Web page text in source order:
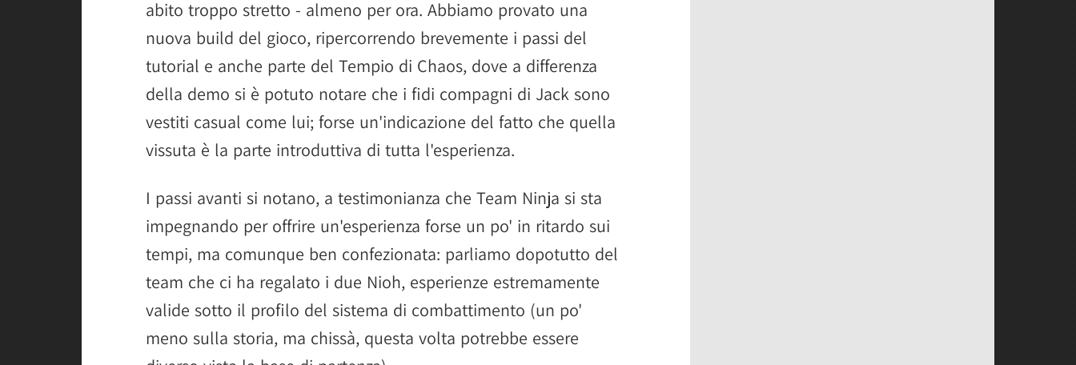
abito troppo stretto - almeno per ora. Abbiamo provato una
nuova build del gioco, ripercorrendo brevemente i passi del
tutorial e anche parte del Tempio di Chaos, dove a differenza
della demo si è potuto notare che i fidi compagni di Jack sono
vestiti casual come lui; forse un'indicazione del fatto che quella
vissuta è la parte introduttiva di tutta l'esperienza.
I passi avanti si notano, a testimonianza che Team Ninja si sta
impegnando per offrire un'esperienza forse un po' in ritardo sui
tempi, ma comunque ben confezionata: parliamo dopotutto del
team che ci ha regalato i due Nioh, esperienze estremamente
valide sotto il profilo del sistema di combattimento (un po'
meno sulla storia, ma chissà, questa volta potrebbe essere